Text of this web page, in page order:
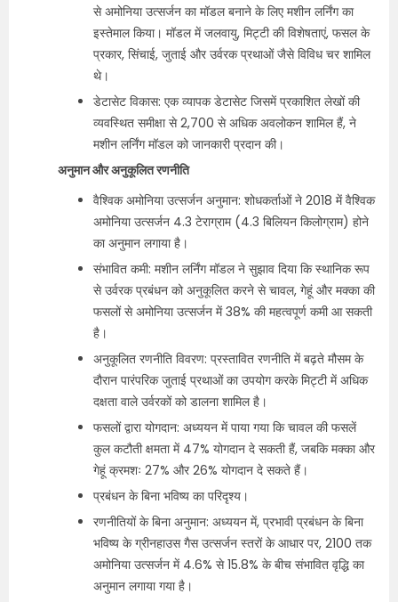
से अमोनिया उत्सर्जन का मॉडल बनाने के लिए मशीन लर्निंग का
इस्तेमाल किया। मॉडल में जलवायु, मिट्टी की विशेषताएं, फसल के
प्रकार, सिंचाई, जुताई और उर्वरक प्रथाओं जैसे विविध चर शामिल
थे।
डेटासेट विकास: एक व्यापक डेटासेट जिसमें प्रकाशित लेखों की
व्यवस्थित समीक्षा से 2,700 से अधिक अवलोकन शामिल हैं, ने
मशीन लर्निंग मॉडल को जानकारी प्रदान की।
अनुमान और अनुकूलित रणनीति
वैश्विक अमोनिया उत्सर्जन अनुमान: शोधकर्ताओं ने 2018 में वैश्विक
अमोनिया उत्सर्जन 4.3 टेराग्राम (4.3 बिलियन किलोग्राम) होने
का अनुमान लगाया है।
संभावित कमी: मशीन लर्निंग मॉडल ने सुझाव दिया कि स्थानिक रूप
से उर्वरक प्रबंधन को अनुकूलित करने से चावल, गेहूं और मक्का की
फसलों से अमोनिया उत्सर्जन में 38% की महत्वपूर्ण कमी आ सकती
है।
अनुकूलित रणनीति विवरण: प्रस्तावित रणनीति में बढ़ते मौसम के
दौरान पारंपरिक जुताई प्रथाओं का उपयोग करके मिट्टी में अधिक
दक्षता वाले उर्वरकों को डालना शामिल है।
फसलों द्वारा योगदान: अध्ययन में पाया गया कि चावल की फसलें
कुल कटौती क्षमता में 47% योगदान दे सकती हैं, जबकि मक्का और
गेहूं क्रमशः 27% और 26% योगदान दे सकते हैं।
प्रबंधन के बिना भविष्य का परिदृश्य।
रणनीतियों के बिना अनुमान: अध्ययन में, प्रभावी प्रबंधन के बिना
भविष्य के ग्रीनहाउस गैस उत्सर्जन स्तरों के आधार पर, 2100 तक
अमोनिया उत्सर्जन में 4.6% से 15.8% के बीच संभावित वृद्धि का
अनुमान लगाया गया है।